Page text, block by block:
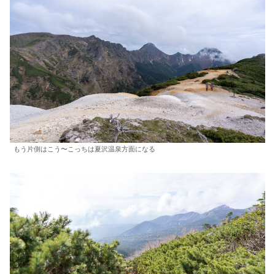
もう片側はこう〜こっちは夏沢温泉方面になる